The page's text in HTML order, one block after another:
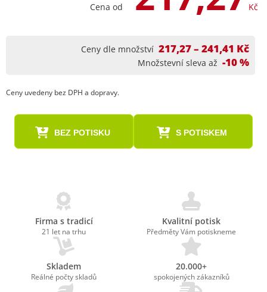
Cena od Kč
Ceny dle množství 217,27 – 241,41 Kč
Množstevní sleva až -10 %
Ceny uvedeny bez DPH a dopravy.
BEZ POTISKU S POTISKEM
Firma s tradicí
21 let na trhu
Kvalitní potisk
Předměty Vám potiskneme
Skladem
Reálné počty skladů
20.000+
spokojených zákazníků